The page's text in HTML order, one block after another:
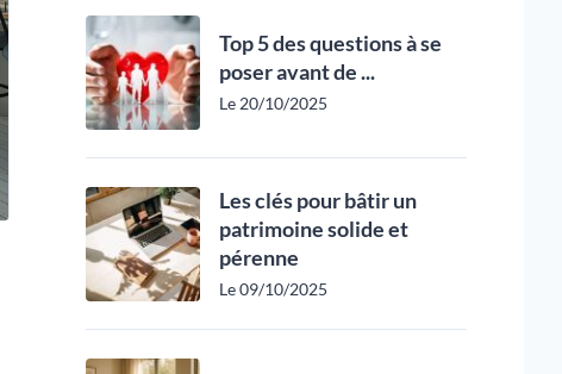
Top 5 des questions à se
poser avant de ...
Le 20/10/2025
Les clés pour bâtir un
patrimoine solide et
pérenne
Le 09/10/2025